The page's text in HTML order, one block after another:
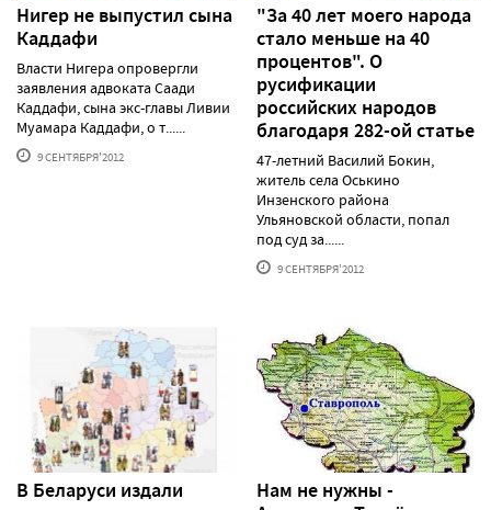
Нигер не выпустил сына
Каддафи
Власти Нигера опровергли
заявления адвоката Саади
Каддафи, сына экс-главы Ливии
Муамара Каддафи, о т......
9 СЕНТЯБРЯ'2012
"За 40 лет моего народа
стало меньше на 40
процентов". О
русификации
российских народов
благодаря 282-ой статье
47-летний Василий Бокин,
житель села Оськино
Инзенского района
Ульяновской области, попал
под суд за......
9 СЕНТЯБРЯ'2012
В Беларуси издали
Нам не нужны -